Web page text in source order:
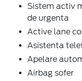
Sistem activ
de urgenta
Active lane
Asistenta
Apelare
Airbag sofer